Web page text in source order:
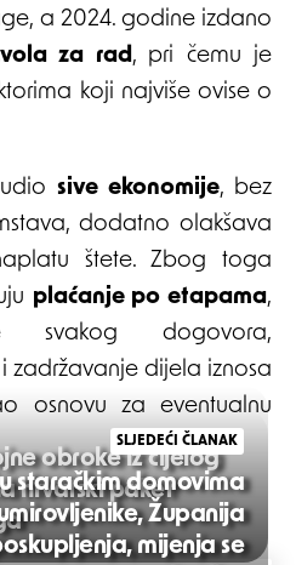
a 2024. godine izdano
za rad, pri čemu je
koji najviše ovise o
sive ekonomije, bez
dodatno olakšava
štete. Zbog toga
plaćanje po etapama,
svakog dogovora,
zadržavanje dijela iznosa
osnovu za eventualnu
obroke iz cijelog
hrvatski paket
SLJEDEĆI ČLANAK
staračkim domovima
Županija
mijenja se